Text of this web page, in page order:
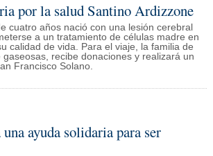
por la salud Santino Ardizzone
cuatro años nació con una lesión cerebral
a un tratamiento de células madre en
calidad de vida. Para el viaje, la familia de
gaseosas, recibe donaciones y realizará un
Francisco Solano.
ayuda solidaria para ser